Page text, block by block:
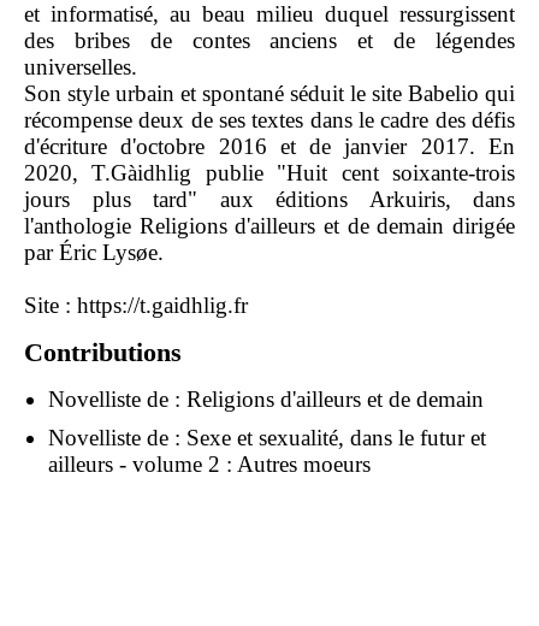
et informatisé, au beau milieu duquel ressurgissent
des bribes de contes anciens et de légendes
universelles.
Son style urbain et spontané séduit le site Babelio qui
récompense deux de ses textes dans le cadre des défis
d'écriture d'octobre 2016 et de janvier 2017. En
2020, T.Gàidhlig publie "Huit cent soixante-trois
jours plus tard" aux éditions Arkuiris, dans
l'anthologie Religions d'ailleurs et de demain dirigée
par Éric Lysøe.
Site : https://t.gaidhlig.fr
Contributions
Novelliste de : Religions d'ailleurs et de demain
Novelliste de : Sexe et sexualité, dans le futur et
ailleurs - volume 2 : Autres moeurs